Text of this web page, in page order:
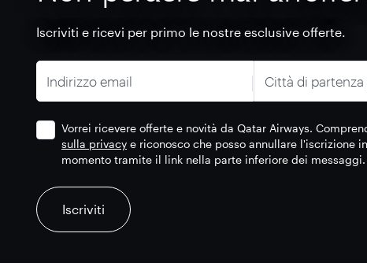
Iscriviti e ricevi per primo le nostre esclusive offerte.
Indirizzo email Città di
Vorrei ricevere offerte e novità da Qatar Airways.
sulla privacy e riconosco che posso annullare l'iscrizione
momento tramite il link nella parte inferiore dei messaggi.
Iscriviti